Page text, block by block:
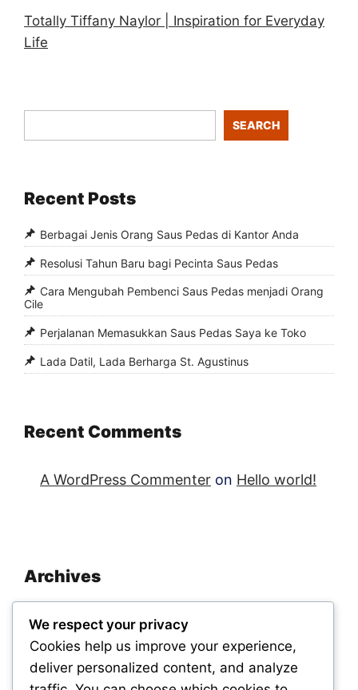
Totally Tiffany Naylor | Inspiration for Everyday
Life
SEARCH
Recent Posts
Berbagai Jenis Orang Saus Pedas di Kantor Anda
Resolusi Tahun Baru bagi Pecinta Saus Pedas
Cara Mengubah Pembenci Saus Pedas menjadi Orang
Cile
Perjalanan Memasukkan Saus Pedas Saya ke Toko
Lada Datil, Lada Berharga St. Agustinus
Recent Comments
A WordPress Commenter on Hello world!
Archives
September 2025
We respect your privacy
Cookies help us improve your experience,
deliver personalized content, and analyze